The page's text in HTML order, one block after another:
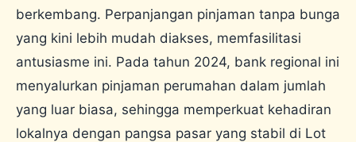
berkembang. Perpanjangan pinjaman tanpa bunga
yang kini lebih mudah diakses, memfasilitasi
antusiasme ini. Pada tahun 2024, bank regional ini
menyalurkan pinjaman perumahan dalam jumlah
yang luar biasa, sehingga memperkuat kehadiran
lokalnya dengan pangsa pasar yang stabil di Lot